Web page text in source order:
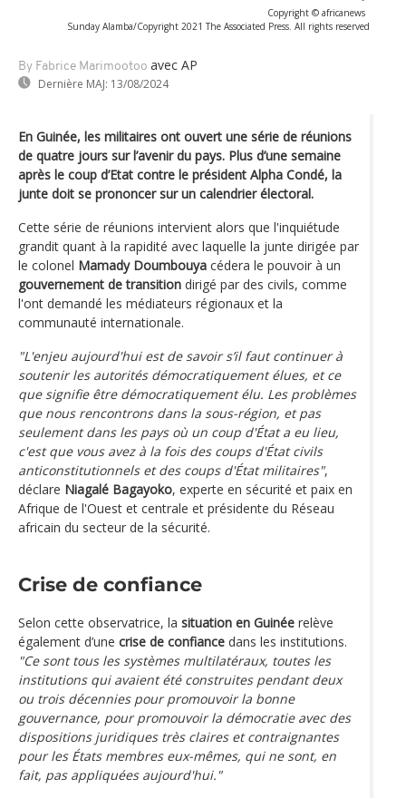
Copyright © africanews
Sunday Alamba/Copyright 2021 The Associated Press. All rights reserved
By Fabrice Marimootoo avec AP
Dernière MAJ: 13/08/2024
En Guinée, les militaires ont ouvert une série de réunions
de quatre jours sur l’avenir du pays. Plus d’une semaine
après le coup d’Etat contre le président Alpha Condé, la
junte doit se prononcer sur un calendrier électoral.
Cette série de réunions intervient alors que l'inquiétude
grandit quant à la rapidité avec laquelle la junte dirigée par
le colonel Mamady Doumbouya cédera le pouvoir à un
gouvernement de transition dirigé par des civils, comme
l'ont demandé les médiateurs régionaux et la
communauté internationale.
"L'enjeu aujourd'hui est de savoir s’il faut continuer à
soutenir les autorités démocratiquement élues, et ce
que signifie être démocratiquement élu. Les problèmes
que nous rencontrons dans la sous-région, et pas
seulement dans les pays où un coup d'État a eu lieu,
c'est que vous avez à la fois des coups d'État civils
anticonstitutionnels et des coups d'État militaires",
déclare Niagalé Bagayoko, experte en sécurité et paix en
Afrique de l'Ouest et centrale et présidente du Réseau
africain du secteur de la sécurité.
Crise de confiance
Selon cette observatrice, la situation en Guinée relève
également d’une crise de confiance dans les institutions.
"Ce sont tous les systèmes multilatéraux, toutes les
institutions qui avaient été construites pendant deux
ou trois décennies pour promouvoir la bonne
gouvernance, pour promouvoir la démocratie avec des
dispositions juridiques très claires et contraignantes
pour les États membres eux-mêmes, qui ne sont, en
fait, pas appliquées aujourd'hui."